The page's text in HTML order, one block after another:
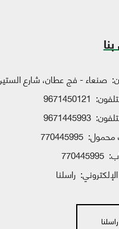
صنعاء - فج عطان، شارع
9671450121
9671445993
770445995
770445995
راسلنا
راسلنا